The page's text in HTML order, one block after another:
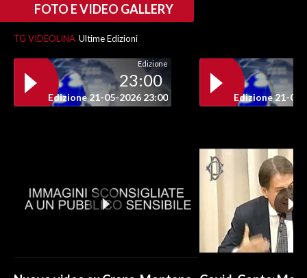
FOTO E VIDEO GALLERY
TG VIDEOLINA Ultime Edizioni
Edizione
23:00
Edizione 21-05-2026 23:00 Edizione 21-05-